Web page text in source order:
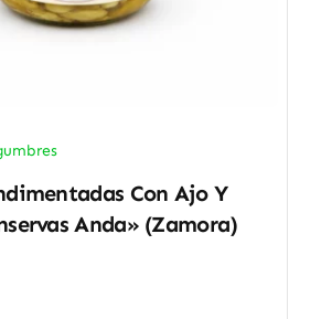
Con Ajo Y
Anda» (Zamora)